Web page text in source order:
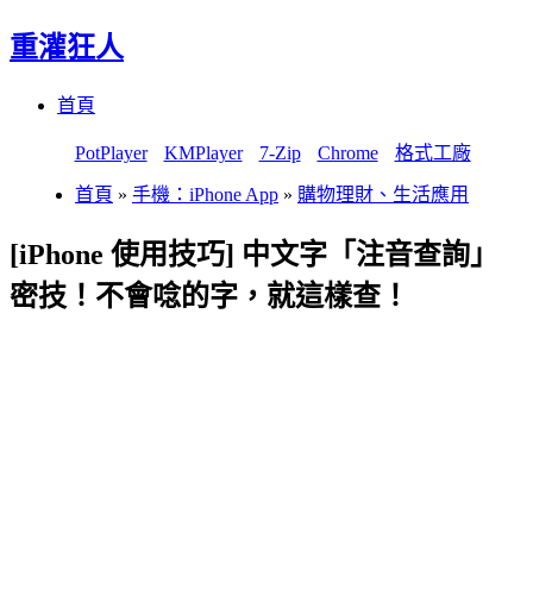
重灌狂人
首頁
PotPlayer KMPlayer 7-Zip Chrome 格式工廠
首頁 » 手機：iPhone App » 購物理財、生活應用
[iPhone 使用技巧] 中文字「注音查詢」
密技！不會唸的字，就這樣查！